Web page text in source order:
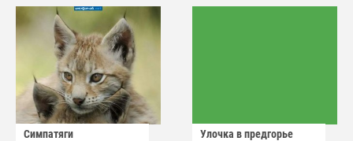
Симпатяги Улочка в предгорье